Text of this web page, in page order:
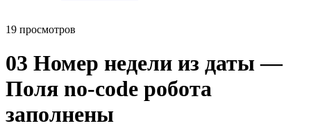
19 просмотров
03 Номер недели из даты —
Поля no-code робота
заполнены